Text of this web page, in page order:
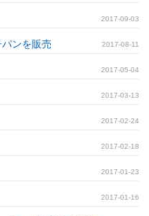
2017-09-03
ンを販売 2017-08-11
2017-05-04
2017-03-13
2017-02-24
2017-02-18
2017-01-23
2017-01-16